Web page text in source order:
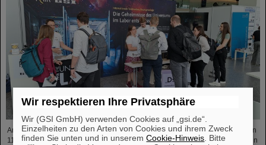
Am Freitag, den 3. Oktober, lädt die Hessische Landesvertretung in Berlin von
11:00 bis 18:00 Uhr zum Tag der offenen Tür ein. Besucher*innen erwartet ein
Wir respektieren Ihre Privatsphäre
Wir (GSI GmbH) verwenden Cookies auf „gsi.de“.
Einzelheiten zu den Arten von Cookies und ihrem Zweck
finden Sie unten und in unseremCookie-Hinweis . Bitte